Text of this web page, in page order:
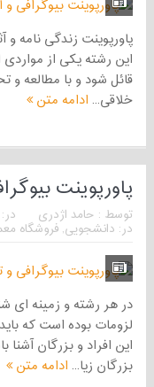
پاورپوینت زندگی نامه و
این رشته یکی از
قائل شود و با مطالعه و
خلاقی... ادامه متن
پاورپوینت
توسط : حامد اژدری در:
در: دانشجویی, فروشگاه
در هر رشته و زمینه ای
لزومات بوده است که
این افراد و بزرگان
بزرگان زیا... ادامه متن